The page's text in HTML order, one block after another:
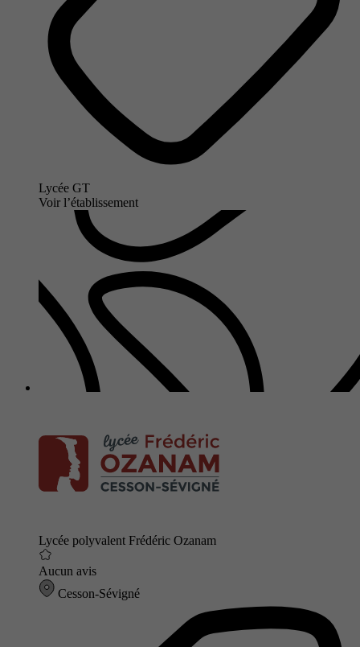
Lycée GT
Voir l’établissement
Lycée polyvalent Frédéric Ozanam
Aucun avis
Cesson-Sévigné